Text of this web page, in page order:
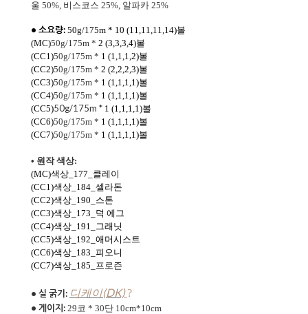
울 50%, 비스코스 25%, 알파카 25%
• 소요량: 50g/175m * 10 (11,11,11,14)볼
(MC)50g/175m * 2 (3,3,3,4)볼
(CC1)50g/175m * 1 (1,1,1,2)볼
(CC2)50g/175m * 2 (2,2,2,3)볼
(CC3)50g/175m * 1 (1,1,1,1)볼
(CC4)50g/175m * 1 (1,1,1,1)볼
(CC5)50g/175m * 1 (1,1,1,1)볼
(CC6)50g/175m * 1 (1,1,1,1)볼
(CC7)50g/175m * 1 (1,1,1,1)볼
• 원작 색상:
(MC)색상_177_클레이
(CC1)색상_184_셀라돈
(CC2)색상_190_스톤
(CC3)색상_173_덕 에그
(CC4)색상_191_그래닛
(CC5)색상_192_애머시스트
(CC6)색상_ 183_피오니
(CC7)색상_ 185_프로즌
• 실 굵기: 디케이(DK) ?
• 게이지: 29코 * 30단 10cm*10cm